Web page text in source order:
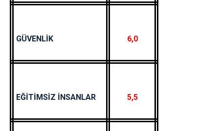
GÜVENLİK 6,0
EĞİTİMSİZ İNSANLAR 5,5